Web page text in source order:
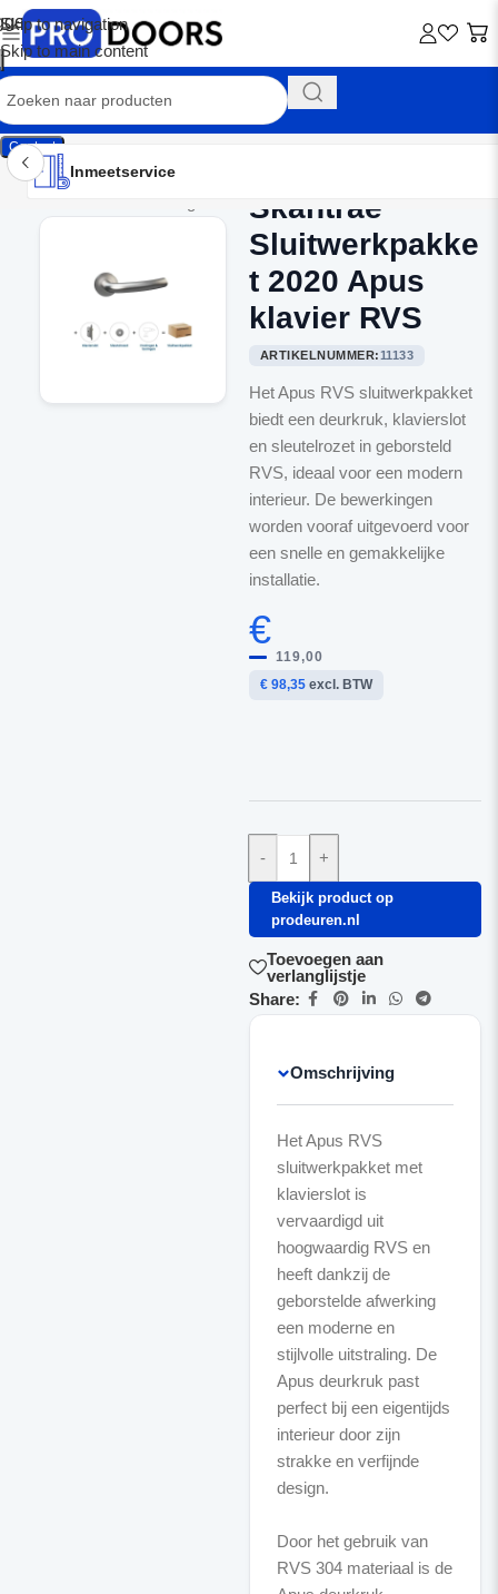
Skip to navigation
Skip to main content
Contact
Inmeetservice
Montageservice
Advies op maat
Showroom
Inmeetservice
Skantrae
Sluitwerkpakke
t 2020 Apus
klavier RVS
ARTIKELNUMMER:11133
Het Apus RVS sluitwerkpakket
biedt een deurkruk, klavierslot
en sleutelrozet in geborsteld
RVS, ideaal voor een modern
interieur. De bewerkingen
worden vooraf uitgevoerd voor
een snelle en gemakkelijke
installatie.
€
119,00
€ 98,35excl. BTW
- +
Bekijk product op
prodeuren.nl
Toevoegen aan
verlanglijstje
Share:
Omschrijving
Het Apus RVS
sluitwerkpakket met
klavierslot is
vervaardigd uit
hoogwaardig RVS en
heeft dankzij de
geborstelde afwerking
een moderne en
stijlvolle uitstraling. De
Apus deurkruk past
perfect bij een eigentijds
interieur door zijn
strakke en verfijnde
design.
Door het gebruik van
RVS 304 materiaal is de